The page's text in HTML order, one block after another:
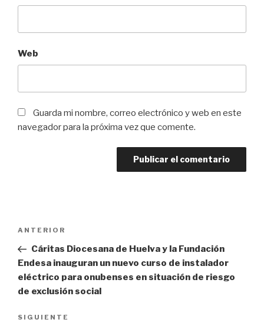
Web
Guarda mi nombre, correo electrónico y web en este
navegador para la próxima vez que comente.
entradas
Entrada
anterior:
ANTERIOR
Cáritas Diocesana de Huelva y la Fundación
Endesa inauguran un nuevo curso de instalador
eléctrico para onubenses en situación de riesgo
de exclusión social
Siguiente
SIGUIENTE